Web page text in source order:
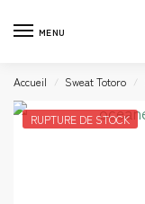
MENU
Accueil / Sweat Totoro /
RUPTURE DE STOCK